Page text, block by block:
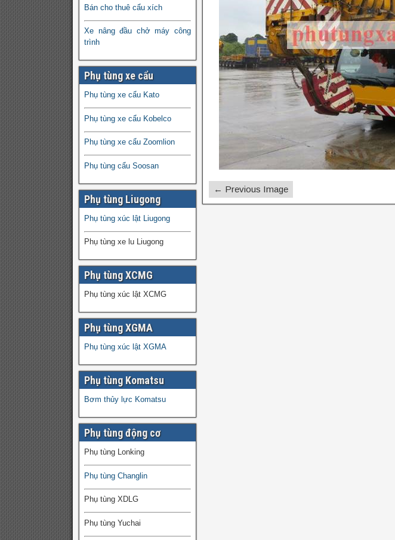
← Previous Image
Bán cho thuê cẩu xích
Xe nâng đầu chở máy công
trình
Phụ tùng xe cẩu
Phụ tùng xe cẩu Kato
Phụ tùng xe cẩu Kobelco
Phụ tùng xe cẩu Zoomlion
Phụ tùng cẩu Soosan
Phụ tùng Liugong
Phụ tùng xúc lật Liugong
Phụ tùng xe lu Liugong
Phụ tùng XCMG
Phụ tùng xúc lật XCMG
Phụ tùng XGMA
Phụ tùng xúc lật XGMA
Phụ tùng Komatsu
Bơm thủy lực Komatsu
Phụ tùng động cơ
Phụ tùng Lonking
Phụ tùng Changlin
Phụ tùng XDLG
Phụ tùng Yuchai